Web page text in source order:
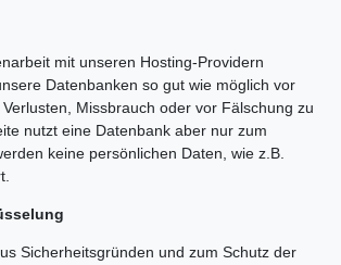
mit unseren Hosting-Providern
Datenbanken so gut wie möglich vor
Missbrauch oder vor Fälschung zu
nutzt eine Datenbank aber nur zum
keine persönlichen Daten, wie z.B.
Sicherheitsgründen und zum Schutz der